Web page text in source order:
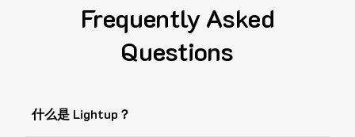
Frequently Asked
Questions
什么是 Lightup？